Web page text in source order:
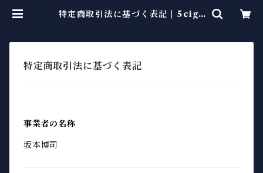
特定商取引法に基づく表記 | 5ciga
特定商取引法に基づく表記
事業者の名称
坂本博司